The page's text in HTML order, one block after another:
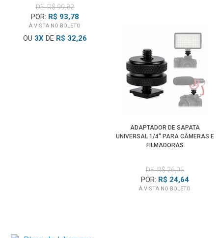
DE: R$ 99,82
POR: R$ 93,78
À VISTA NO BOLETO
OU 3XDE R$ 32,26
ADAPTADOR DE SAPATA
UNIVERSAL 1/4" PARA CÂMERAS E
FILMADORAS
DE: R$ 26,95
POR: R$ 24,64
À VISTA NO BOLETO